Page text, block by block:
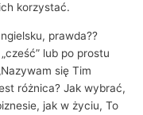
korzystać.
prawda??
lub po prostu
się Tim
różnica? Jak wybrać,
jak w życiu, To